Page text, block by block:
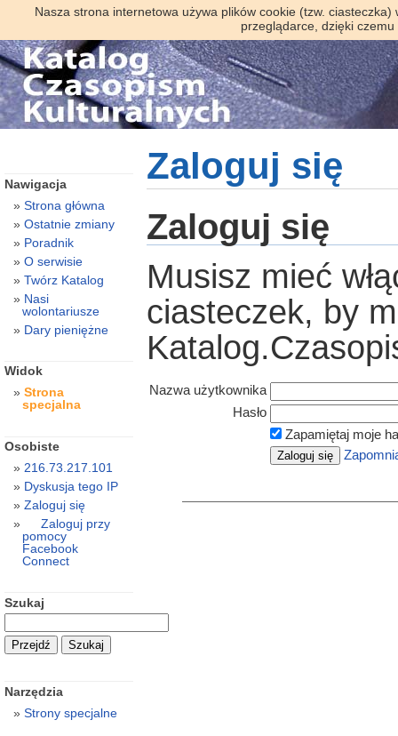
Nasza strona internetowa używa plików cookie (tzw.
przeglądarce, dzięki
Zaloguj się
Zaloguj się
Musisz mieć
ciasteczek, by
Nazwa użytkownika
Hasło
Zapamiętaj moje
Nawigacja
Strona główna
Ostatnie zmiany
Poradnik
O serwisie
Twórz Katalog
Nasi
wolontariusze
Dary pieniężne
Widok
Strona
specjalna
Osobiste
216.73.217.101
Dyskusja tego IP
Zaloguj się
Zaloguj przy
pomocy
Facebook
Connect
Szukaj
Narzędzia
Strony specjalne